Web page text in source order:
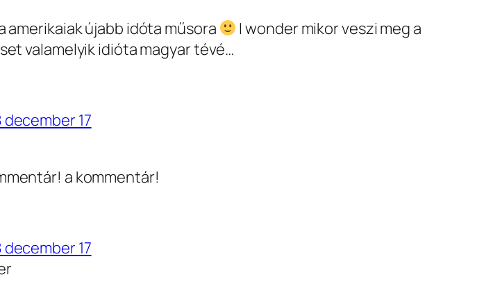
amerikaiak újabb idóta műsora
I wonder mikor veszi meg a
valamelyik idióta magyar tévé…
december 17
a kommentár!
december 17